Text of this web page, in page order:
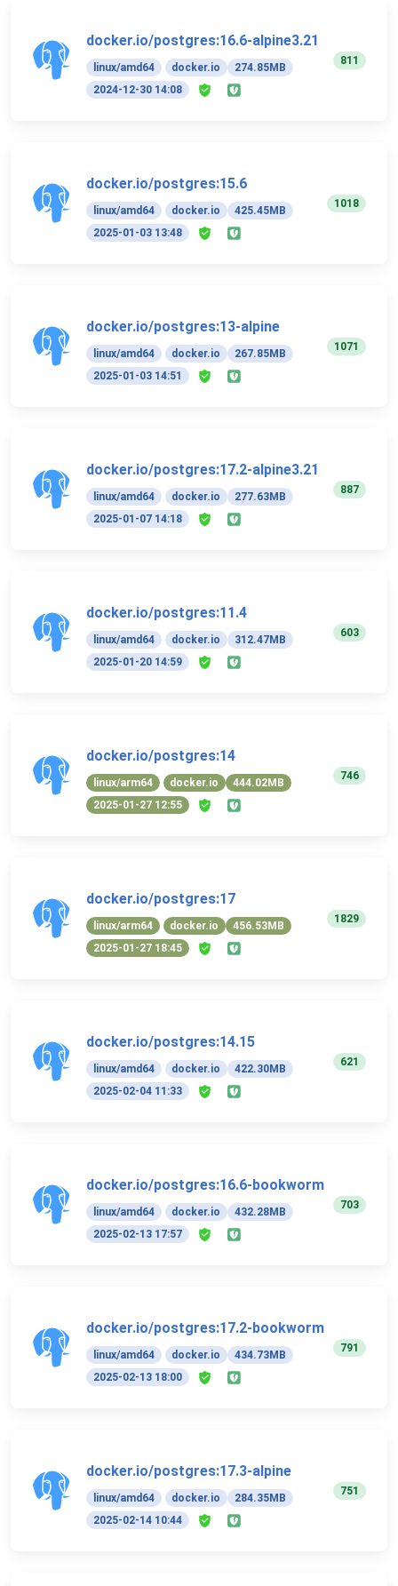
docker.io/postgres:16.6-alpine3.21
linux/amd64 docker.io
274.85MB
2024-12-30 14:08
811
docker.io/postgres:15.6
linux/amd64 docker.io
425.45MB
2025-01-03 13:48
1018
docker.io/postgres:13-alpine
linux/amd64 docker.io
267.85MB
2025-01-03 14:51
1071
docker.io/postgres:17.2-alpine3.21
linux/amd64 docker.io
277.63MB
2025-01-07 14:18
887
docker.io/postgres:11.4
linux/amd64 docker.io
312.47MB
2025-01-20 14:59
603
docker.io/postgres:14
linux/arm64 docker.io
444.02MB
2025-01-27 12:55
746
docker.io/postgres:17
linux/arm64 docker.io
456.53MB
2025-01-27 18:45
1829
docker.io/postgres:14.15
linux/amd64 docker.io
422.30MB
2025-02-04 11:33
621
docker.io/postgres:16.6-bookworm
linux/amd64 docker.io
432.28MB
2025-02-13 17:57
703
docker.io/postgres:17.2-bookworm
linux/amd64 docker.io
434.73MB
2025-02-13 18:00
791
docker.io/postgres:17.3-alpine
linux/amd64 docker.io
284.35MB
2025-02-14 10:44
751